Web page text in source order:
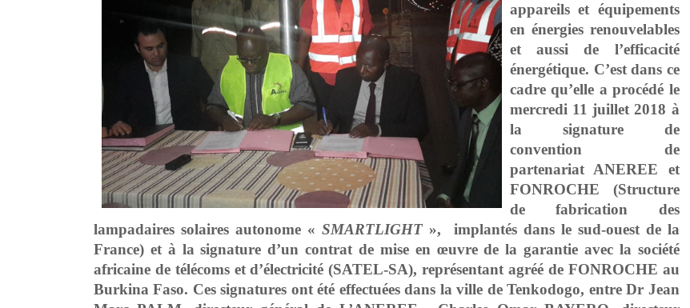
appareils et équipements
en énergies renouvelables
et aussi de l’efficacité
énergétique. C’est dans ce
cadre qu’elle a procédé le
mercredi 11 juillet 2018 à
la signature de
convention de
partenariat ANEREE et
FONROCHE (Structure
de fabrication des
lampadaires solaires autonome « SMARTLIGHT», implantés dans le sud-ouest de la
France) et à la signature d’un contrat de mise en œuvre de la garantie avec la société
africaine de télécoms et d’électricité (SATEL-SA), représentant agréé de FONROCHE au
Burkina Faso. Ces signatures ont été effectuées dans la ville de Tenkodogo, entre Dr Jean